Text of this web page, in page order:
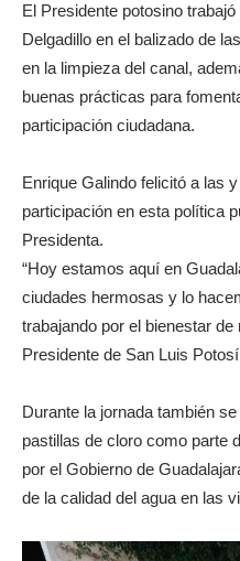
El Presidente potosino
Delgadillo en el balizado de
en la limpieza del canal,
buenas prácticas para
participación ciudadana.
Enrique Galindo felicitó a las
participación en esta política
Presidenta.
“Hoy estamos aquí en
ciudades hermosas y lo
trabajando por el bienestar
Presidente de San Luis
Durante la jornada también
pastillas de cloro como parte
por el Gobierno de
de la calidad del agua en las